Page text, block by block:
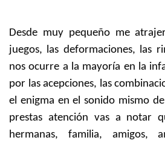
Desde muy pequeño me
juegos, las deformaciones, las
nos ocurre a la mayoría en la
por las acepciones, las
el enigma en el sonido mismo
prestas atención vas a notar
hermanas, familia, amigos,